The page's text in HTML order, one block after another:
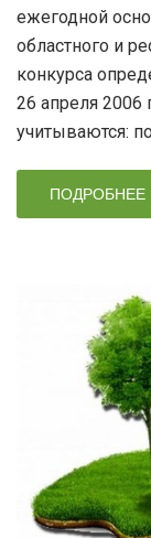
ежегодной
областного и
конкурса
26 апреля 2006
учитываются:
ПОДРОБНЕЕ